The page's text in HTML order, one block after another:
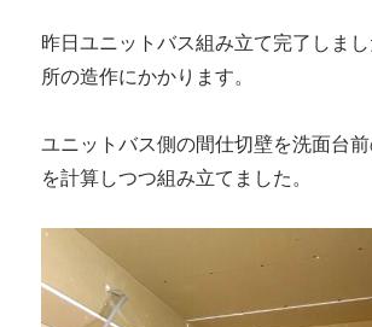
昨日ユニットバス組み立て完了しま
所の造作にかかります。
ユニットバス側の間仕切壁を洗面台
を計算しつつ組み立てました。